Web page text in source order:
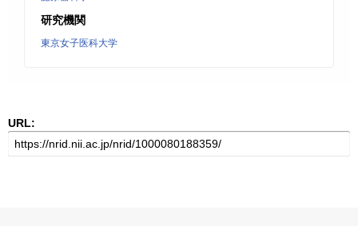
研究機関
東京女子医科大学
URL: